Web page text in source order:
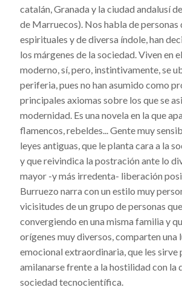
catalán, Granada y la ciudad andalusí
de Marruecos). Nos habla de personas
espirituales y de diversa índole, han
los márgenes de la sociedad. Viven en
moderno, sí, pero, instintivamente, se
periferia, pues no han asumido como
principales axiomas sobre los que se
modernidad. Es una novela en la que
flamencos, rebeldes... Gente muy
leyes antiguas, que le planta cara a la
y que reivindica la postración ante lo
mayor -y más irredenta- liberación
Burruezo narra con un estilo muy
vicisitudes de un grupo de personas
convergiendo en una misma familia y
orígenes muy diversos, comparten una
emocional extraordinaria, que les sirve
amilanarse frente a la hostilidad con la
sociedad tecnocientífica.